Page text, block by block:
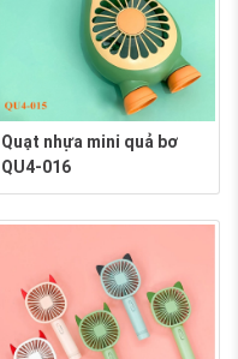
Quạt nhựa mini quả bơ
QU4-016